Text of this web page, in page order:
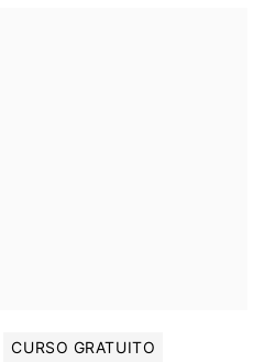
CURSO GRATUITO